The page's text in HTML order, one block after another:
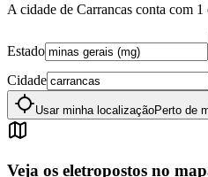
A cidade de Carrancas conta com 1
Estado
Cidade
Usar minha localizaçãoPerto de
Veja os eletropostos no